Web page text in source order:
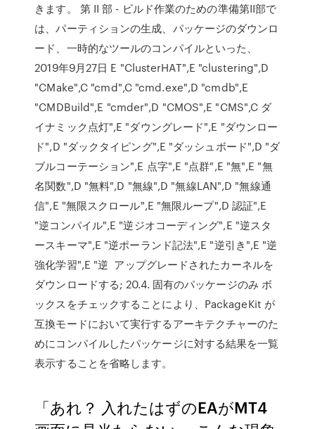
きます。 第 II 部 - ビルド作業のための準備第II部で
は、パーティションの生成、パッケージのダウンロ
ード、一時的なツールのコンパイルといった、
2019年9月27日 E "ClusterHAT",E "clustering",D
"CMake",C "cmd",C "cmd.exe",D "cmdb",E
"CMDBuild",E "cmder",D "CMOS",E "CMS",C ダ
イナミック点灯",E "ダウングレード",E "ダウンロー
ド",D "ダックタイピング",E "ダッシュボード",D "ダ
ブルコーテーション",E 点字",E "点群",E "無",E "無
名関数",D "無料",D "無線",D "無線LAN",D "無線通
信",E "無限スクロール",E "無限ループ",D 認証",E
"逆コンパイル",E "逆ジオコーディング",E "逆スタ
ースキーマ",E "逆ポーランド記法",E "逆引き",E "逆
強化学習",E "逆 アップグレードされたカーネルを
ダウンロードする; 20.4. 固有のパッケージのみ ボ
ックスをチェックすることにより、PackageKit が
互換モードにおいて実行するアーキテクチャーのた
めにコンパイルしたパッケージに対する結果を一覧
表示することを省略します。
「あれ？ 入れたはずのEAがMT4